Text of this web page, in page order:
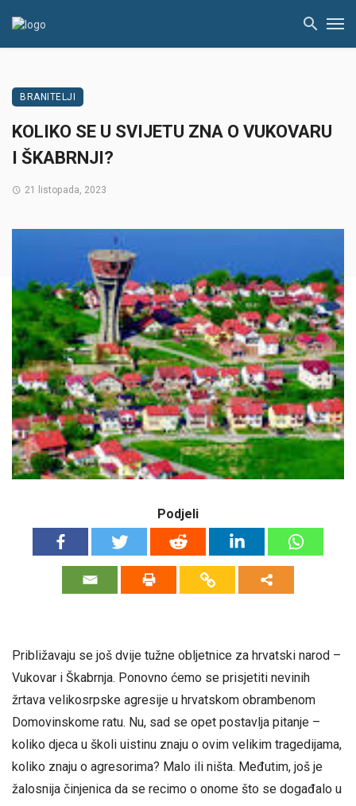
BRANITELJI
KOLIKO SE U SVIJETU ZNA O VUKOVARU
I ŠKABRNJI?
21 listopada, 2023
Podjeli
Približavaju se još dvije tužne obljetnice za hrvatski narod –
Vukovar i Škabrnja. Ponovno ćemo se prisjetiti nevinih
žrtava velikosrpske agresije u hrvatskom obrambenom
Domovinskome ratu. Nu, sad se opet postavlja pitanje –
koliko djeca u školi uistinu znaju o ovim velikim tragedijama,
koliko znaju o agresorima? Malo ili ništa. Međutim, još je
žalosnija činjenica da se recimo o onome što se događalo u